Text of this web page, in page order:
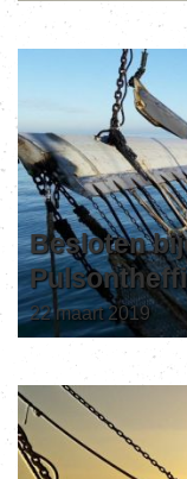
Besloten
22 maart 2019